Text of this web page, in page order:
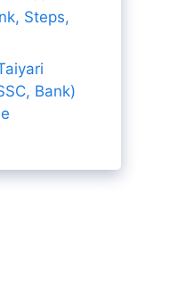
Steps,
Bank)